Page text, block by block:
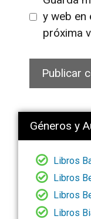
y web en
próxima
Géneros y
Libros
Libros
Libros
Libros